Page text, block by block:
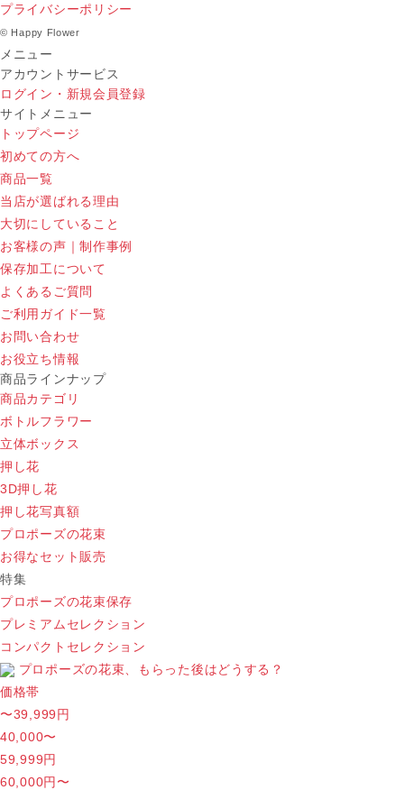
プライバシーポリシー
© Happy Flower
メニュー
アカウントサービス
ログイン・新規会員登録
サイトメニュー
トップページ
初めての方へ
商品一覧
当店が選ばれる理由
大切にしていること
お客様の声｜制作事例
保存加工について
よくあるご質問
ご利用ガイド一覧
お問い合わせ
お役立ち情報
商品ラインナップ
商品カテゴリ
ボトルフラワー
立体ボックス
押し花
3D押し花
押し花写真額
プロポーズの花束
お得なセット販売
特集
プロポーズの花束保存
プレミアムセレクション
コンパクトセレクション
プロポーズの花束、もらった後はどうする？
価格帯
〜39,999円
40,000〜
59,999円
60,000円〜